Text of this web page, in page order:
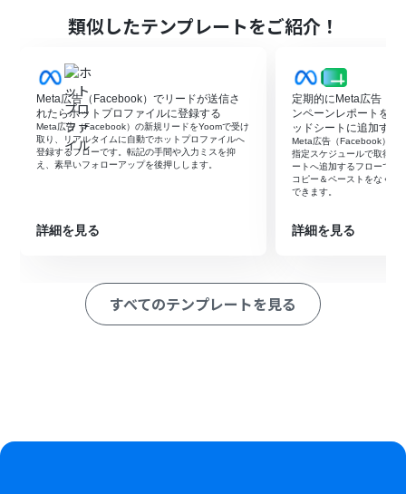
し、業務の正確性を高めます。
はじめに、Jotform、Meta広告（Facebook）、
Microsoft TeamsをYoomと連携します。
次に、トリガーでJotformを選択し、「フォームが送信さ
れたら」というアクションを設定します。
続いて、オペレーションでJotformの「最新の回答を取得
する」アクションを設定し、送信されたフォームの内容を
ャンペーンレポートの作成」アクションを設定し、レポー
レポートを取得」アクションで、作成されたレポートファ
イルを取得します。
最後に、オペレーションでMicrosoft Teamsの「チャネ
■このワークフローのカスタムポイント
類似したテンプレートをご紹介！
Meta広告（Facebook）でリードが送信さ
れたらホットプロファイルに登録する
Meta広告（Facebook）の新規リードをYoomで受け
取り、リアルタイムに自動でホットプロファイルへ
登録するフローです。転記の手間や入力ミスを抑
え、素早いフォローアップを後押しします。
詳細を見る
定期的にMeta広告（
ンペーンレポートを取
ッドシートに追加する
Meta広告（Facebook）の
指定スケジュールで取得し
ートへ追加するフローです
コピー＆ペーストをなくし
できます。
詳細を見る
すべてのテンプレートを見る